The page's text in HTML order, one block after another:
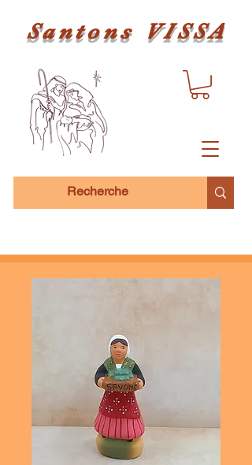
Santons VISSA